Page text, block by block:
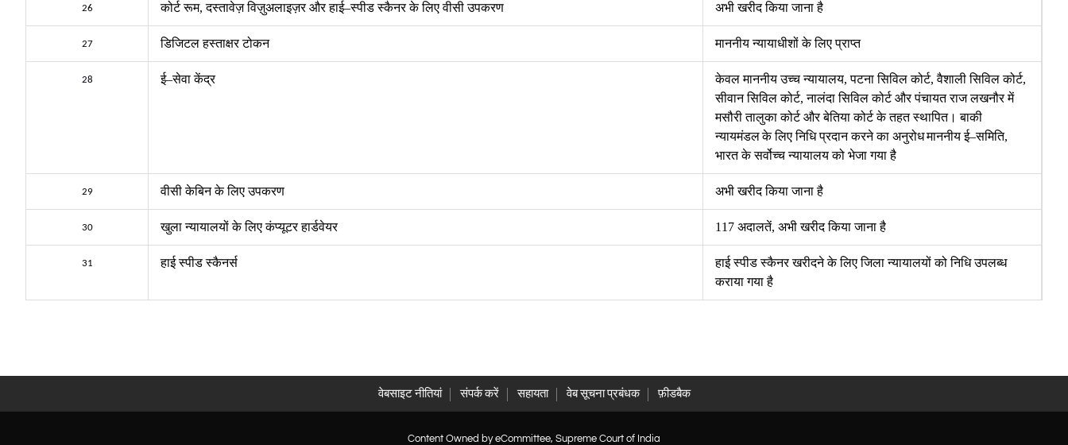
26 कोर्ट रूम,दस्तावेज़ विज़ुअलाइज़र और हाई–स्पीड स्कैनर के लिए वीसी उपकरण अभी खरीद किया जाना है
27 डिजिटल हस्ताक्षर टोकन माननीय न्यायाधीशों के लिए प्राप्त
28 ई–सेवा केंद्र केवल माननीय उच्च न्यायालय,पटना सिविल कोर्ट,वैशाली सिविल कोर्ट,
सीवान सिविल कोर्ट,नालंदा सिविल कोर्ट और पंचायत राज लखनौर में
मसौरी तालुका कोर्ट और बेतिया कोर्ट के तहत स्थापित। बाकी
न्यायमंडलके लिए निधि प्रदान करने का अनुरोधमाननीय ई–समिति,
भारत के सर्वोच्च न्यायालय को भेजा गया है
29 वीसी केबिन के लिए उपकरण अभी खरीद किया जाना है
30 खुला न्यायालयों के लिए कंप्यूटर हार्डवेयर 117 अदालतें, अभी खरीद किया जाना है
31 हाई स्पीड स्कैनर्स हाई स्पीड स्कैनर खरीदने के लिए जिला न्यायालयों को निधिउपलब्ध
कराया गया है
वेबसाइट नीतियां संपर्क करें सहायता वेब सूचना प्रबंधक फ़ीडबैक
Content Owned by eCommittee, Supreme Court of India